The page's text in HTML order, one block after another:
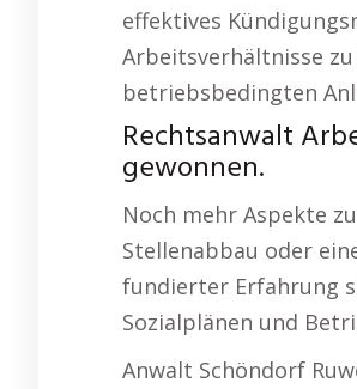
effektives
Arbeitsverhältnisse
betriebsbedingten
Rechtsanwalt
gewonnen.
Noch mehr Aspekte
Stellenabbau oder
fundierter Erfahrung
Sozialplänen und
Anwalt Schöndorf